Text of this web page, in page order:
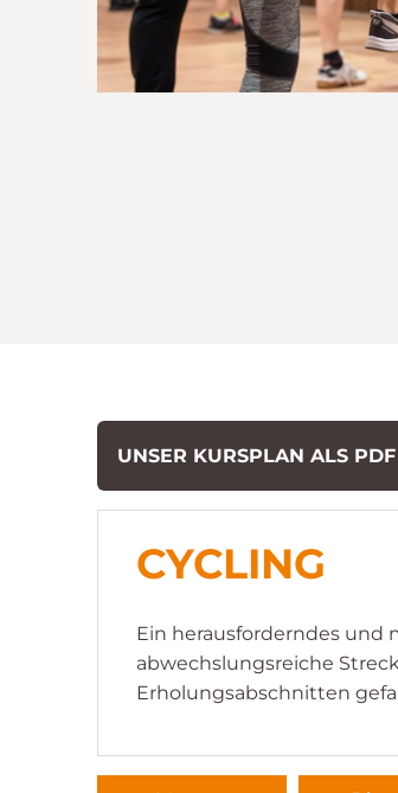
UNSER KURSPLAN ALS
CYCLING
Ein herausforderndes und
abwechslungsreiche
Erholungsabschnitten